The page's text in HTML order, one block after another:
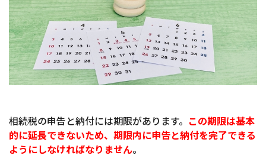
相続税の申告と納付には期限があります。 この期限は基本
的に延長できないため、期限内に申告と納付を完了できる
ようにしなければなりません。